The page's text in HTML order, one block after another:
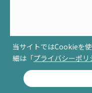
©
当サイトではCookieを
細は「プライバシーポリ